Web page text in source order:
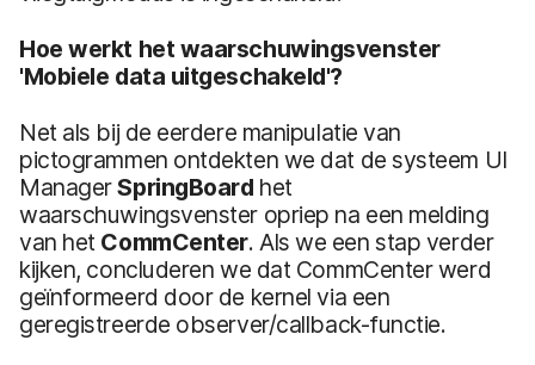
Hoe werkt het waarschuwingsvenster
'Mobiele data uitgeschakeld'?
Net als bij de eerdere manipulatie van
pictogrammen ontdekten we dat de systeem UI
ManagerSpringBoard het
waarschuwingsvenster opriep na een melding
van het CommCenter. Als we een stap verder
kijken, concluderen we dat CommCenter werd
geïnformeerd door de kernel via een
geregistreerde observer/callback-functie.